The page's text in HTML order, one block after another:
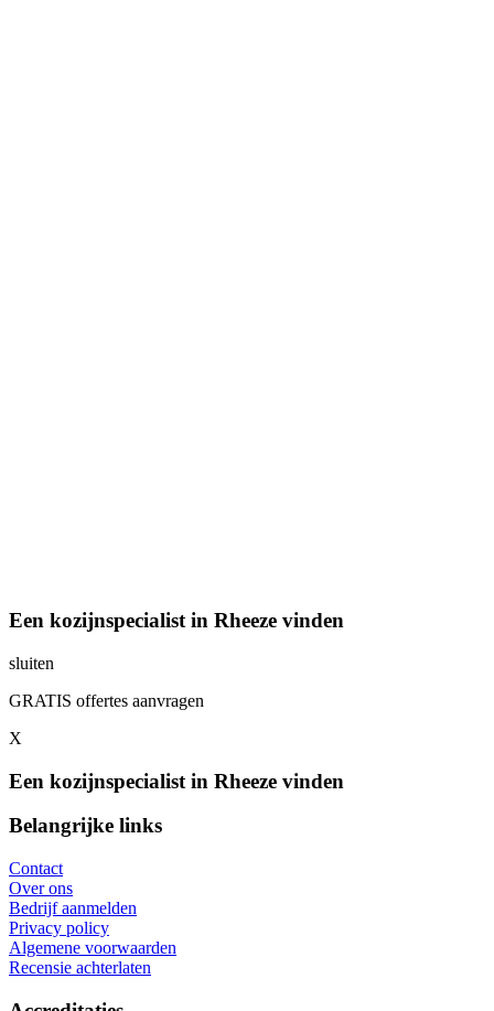
Een kozijnspecialist in Rheeze vinden
sluiten
GRATIS offertes aanvragen
X
Een kozijnspecialist in Rheeze vinden
Belangrijke links
Contact
Over ons
Bedrijf aanmelden
Privacy policy
Algemene voorwaarden
Recensie achterlaten